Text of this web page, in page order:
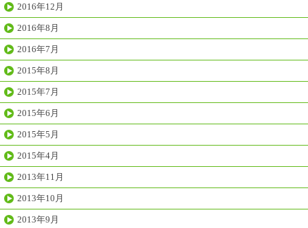
2016年12月
2016年8月
2016年7月
2015年8月
2015年7月
2015年6月
2015年5月
2015年4月
2013年11月
2013年10月
2013年9月